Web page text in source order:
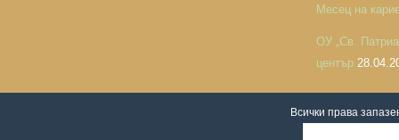
Месец на
ОУ „Св.
център
Всички права